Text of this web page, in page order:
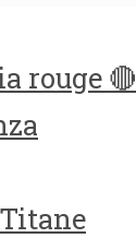
rouge 🔴